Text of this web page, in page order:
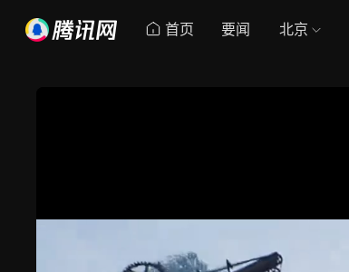
首页 要闻 北京